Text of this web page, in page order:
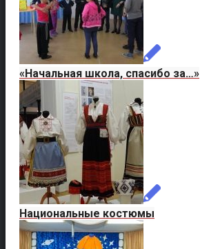
«Начальная школа, спасибо за…»
Национальные костюмы